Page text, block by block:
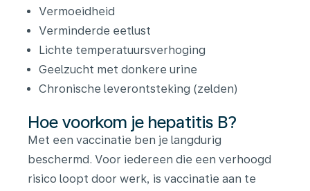
Vermoeidheid
Verminderde eetlust
Lichte temperatuursverhoging
Geelzucht met donkere urine
Chronische leverontsteking (zelden)
Hoe voorkom je hepatitis B?
Met een vaccinatie ben je langdurig
beschermd. Voor iedereen die een verhoogd
risico loopt door werk, is vaccinatie aan te